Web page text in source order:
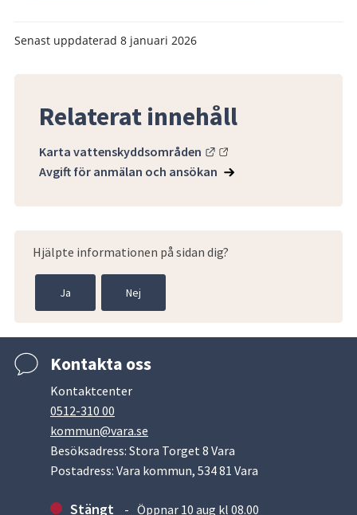
Senast uppdaterad 8 januari 2026
Relaterat innehåll
Karta vattenskyddsområden
Länk till annan
Avgift för anmälan och ansökan
Hjälpte informationen på sidan dig?
Ja Nej
Kontakta oss
Kontaktcenter
0512-310 00
kommun@vara.se
Besöksadress: Stora Torget 8 Vara
Postadress: Vara kommun, 534 81 Vara
Stängt Öppnar 10 aug kl 08.00